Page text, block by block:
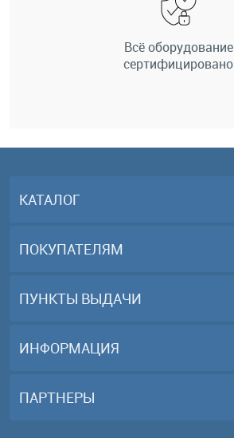
Всё оборудование
сертифицировано
КАТАЛОГ
ПОКУПАТЕЛЯМ
ПУНКТЫ ВЫДАЧИ
ИНФОРМАЦИЯ
ПАРТНЕРЫ